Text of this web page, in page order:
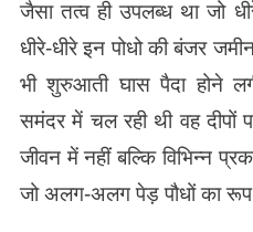
जैसा तत्व ही उपलब्ध था जो
धीरे-धीरे इन पोधो की बंजर
भी शुरुआती घास पैदा होने
समंदर में चल रही थी वह दीपों
जीवन में नहीं बल्कि विभिन्न
जो अलग-अलग पेड़ पौधों का रूप